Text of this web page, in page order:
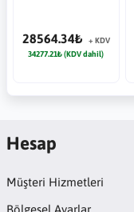
28564.34₺
+ KDV
34277.21₺ (KDV dahil)
Hesap
Müşteri Hizmetleri